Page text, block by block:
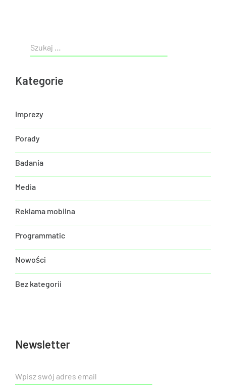
Kategorie
Imprezy
Porady
Badania
Media
Reklama mobilna
Programmatic
Nowości
Bez kategorii
Newsletter